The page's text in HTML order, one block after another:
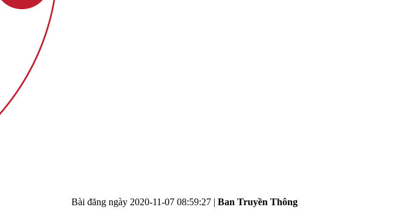
Bài đăng ngày 2020-11-07 08:59:27 | Ban Truyền Thông